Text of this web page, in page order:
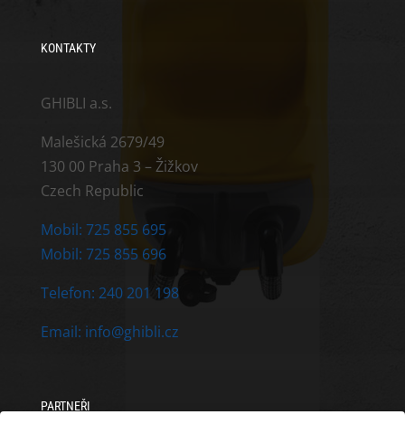
KONTAKTY
GHIBLI a.s.
Malešická 2679/49
130 00 Praha 3 – Žižkov
Czech Republic
Mobil: 725 855 695
Mobil: 725 855 696
Telefon: 240 201 198
Email: info@ghibli.cz
PARTNEŘI